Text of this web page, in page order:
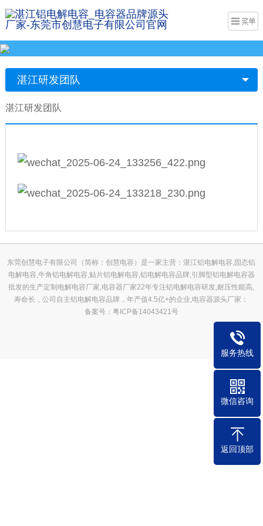
湛江研发团队
湛江研发团队
东莞创慧电子有限公司（简称：创慧电容）是一家主营：湛江铝电解电容,固态铝
电解电容,牛角铝电解电容,贴片铝电解电容,铝电解电容品牌,引脚型铝电解电容器
批发的生产定制电解电容厂家,电容器厂家22年专注铝电解电容研发,耐压性能高,
寿命长，公司自主铝电解电容品牌，年产值4.5亿+的企业,电容器源头厂家；
备案号：粤ICP备14043421号
服务热线
微信咨询
返回顶部